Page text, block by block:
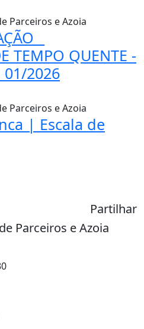
Parceiros e Azoia
_
TEMPO QUENTE -
2026
Parceiros e Azoia
| Escala de
Partilhar
Parceiros e Azoia